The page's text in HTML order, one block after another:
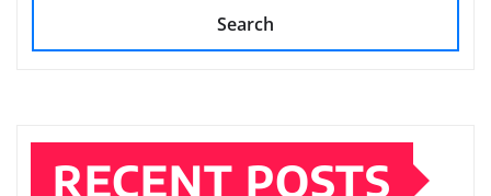
Search
RECENT POSTS